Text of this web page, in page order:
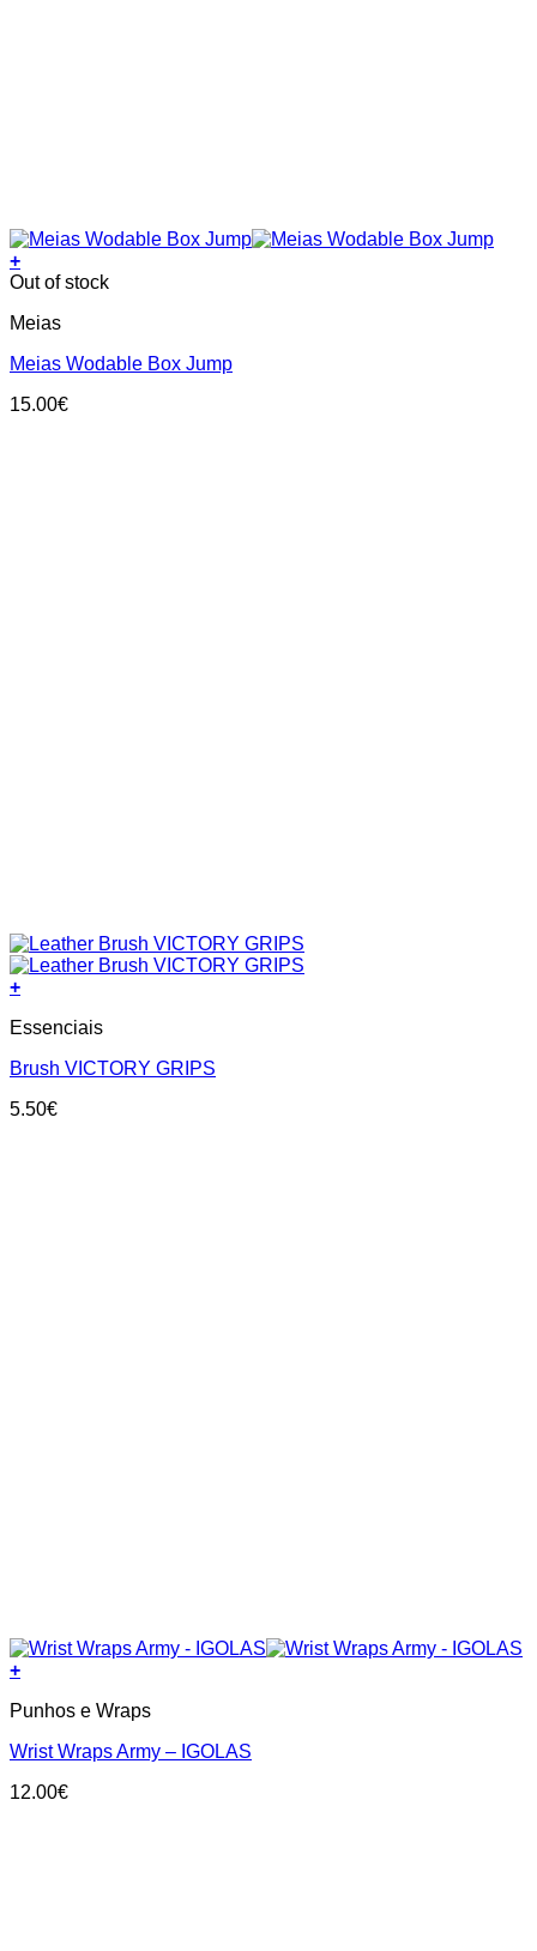
+
This
has
variants.
options
Out of stock
Meias
Meias Wodable Box Jump
15.00€
+
Essenciais
Brush VICTORY GRIPS
5.50€
+
Punhos e Wraps
Wrist Wraps Army – IGOLAS
12.00€